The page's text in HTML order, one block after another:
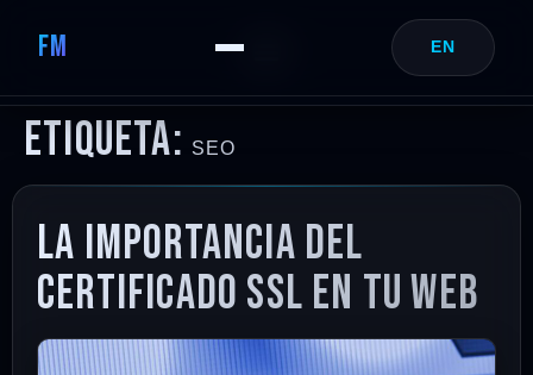
Etiqueta: SEO
La importancia del
certificado SSL en tu web
FM EN